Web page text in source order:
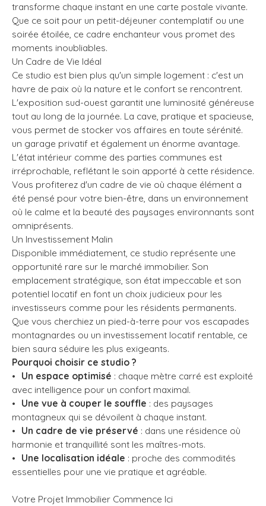
transforme chaque instant en une carte postale vivante.
Que ce soit pour un petit-déjeuner contemplatif ou une
soirée étoilée, ce cadre enchanteur vous promet des
moments inoubliables.
Un Cadre de Vie Idéal
Ce studio est bien plus qu'un simple logement : c'est un
havre de paix où la nature et le confort se rencontrent.
L'exposition sud-ouest garantit une luminosité généreuse
tout au long de la journée. La cave, pratique et spacieuse,
vous permet de stocker vos affaires en toute sérénité.
un garage privatif et également un énorme avantage.
L'état intérieur comme des parties communes est
irréprochable, reflétant le soin apporté à cette résidence.
Vous profiterez d'un cadre de vie où chaque élément a
été pensé pour votre bien-être, dans un environnement
où le calme et la beauté des paysages environnants sont
omniprésents.
Un Investissement Malin
Disponible immédiatement, ce studio représente une
opportunité rare sur le marché immobilier. Son
emplacement stratégique, son état impeccable et son
potentiel locatif en font un choix judicieux pour les
investisseurs comme pour les résidents permanents.
Que vous cherchiez un pied-à-terre pour vos escapades
montagnardes ou un investissement locatif rentable, ce
bien saura séduire les plus exigeants.
Pourquoi choisir ce studio ?
Un espace optimisé : chaque mètre carré est exploité
avec intelligence pour un confort maximal.
Une vue à couper le souffle : des paysages
montagneux qui se dévoilent à chaque instant.
Un cadre de vie préservé : dans une résidence où
harmonie et tranquillité sont les maîtres-mots.
Une localisation idéale : proche des commodités
essentielles pour une vie pratique et agréable.
Votre Projet Immobilier Commence Ici